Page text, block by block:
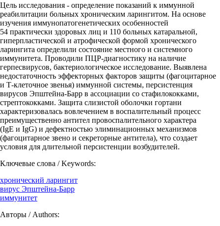
Цель исследования - определение показаний к иммунной
реабилитации больных хроническим ларингитом. На основе
изучения иммунопатогенетических особенностей
54 практически здоровых лиц и 110 больных катаральной,
гиперпластической и атрофической формой хронического
ларингита определили состояние местного и системного
иммунитета. Проводили ПЦР-диагностику на наличие
герпесвирусов, бактериологическое исследование. Выявлена
недостаточность эффекторных факторов защиты (фагоцитарное
и Т-клеточное звенья) иммунной системы, персистенция
вирусов Эпштейна-Барр в ассоциации со стафилококками,
стрептококками. Защита слизистой оболочки гортани
характеризовалась вовлечением в воспалительный процесс
преимущественно антител провоспалительного характера
(IgE и IgG) и дефектностью элиминационных механизмов
(фагоцитарное звено и секреторные антитела), что создает
условия для длительной персистенции возбудителей.
Ключевые слова / Keywords:
хронический ларингит
вирус Эпштейна-Барр
иммунитет
Авторы / Authors: